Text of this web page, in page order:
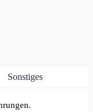
Sonstiges